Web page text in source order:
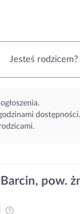
Jesteś rodzicem?
dostępności.
pow.